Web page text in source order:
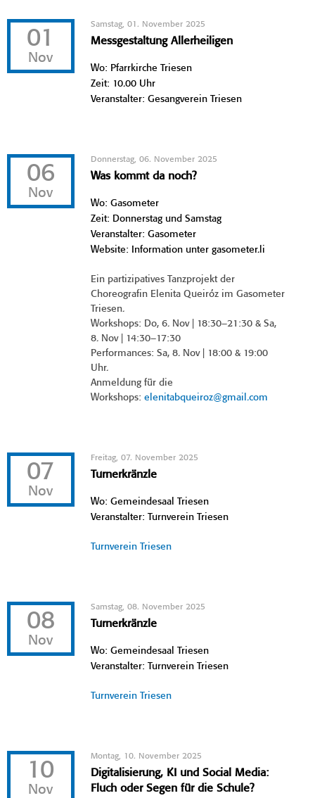
01
Nov
Samstag, 01. November 2025
Messgestaltung Allerheiligen
Wo: Pfarrkirche Triesen
Zeit: 10.00 Uhr
Veranstalter: Gesangverein Triesen
06
Nov
Donnerstag, 06. November 2025
Was kommt da noch?
Wo: Gasometer
Zeit: Donnerstag und Samstag
Veranstalter: Gasometer
Website: Information unter gasometer.li
Ein partizipatives Tanzprojekt der
Choreografin Elenita Queiróz im Gasometer
Triesen.
Workshops: Do, 6. Nov | 18:30–21:30 & Sa,
8. Nov | 14:30–17:30
Performances: Sa, 8. Nov | 18:00 & 19:00
Uhr.
Anmeldung für die
Workshops:elenitabqueiroz@gmail.com
07
Nov
Freitag, 07. November 2025
Turnerkränzle
Wo: Gemeindesaal Triesen
Veranstalter: Turnverein Triesen
Turnverein Triesen
08
Nov
Samstag, 08. November 2025
Turnerkränzle
Wo: Gemeindesaal Triesen
Veranstalter: Turnverein Triesen
Turnverein Triesen
10
Nov
Montag, 10. November 2025
Digitalisierung, KI und Social Media:
Fluch oder Segen für die Schule?